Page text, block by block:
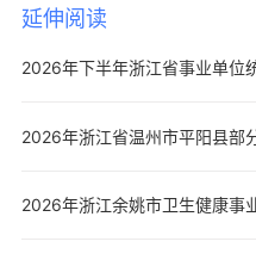
延伸阅读
2026年下半年浙江省事业单位
2026年浙江省温州市平阳县部